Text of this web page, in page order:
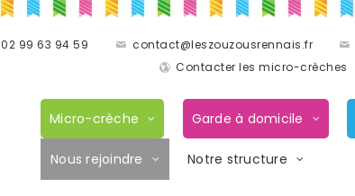
02 99 63 94 59 contact@leszouzousrennais.fr
Contacter les micro-crèches
Micro-crèche Garde à domicile
Nous rejoindre Notre structure